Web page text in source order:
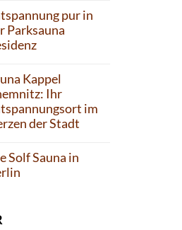
pur in
Parksauna
Kappel
Ihr
im
der Stadt
Solf Sauna in